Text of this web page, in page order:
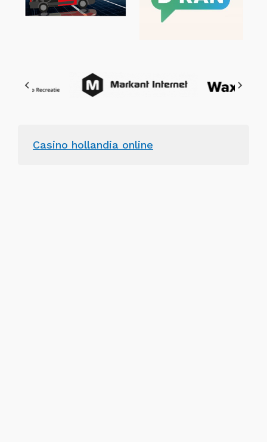
Casino hollandia online